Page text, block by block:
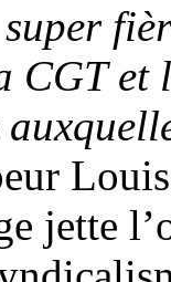
et
jette